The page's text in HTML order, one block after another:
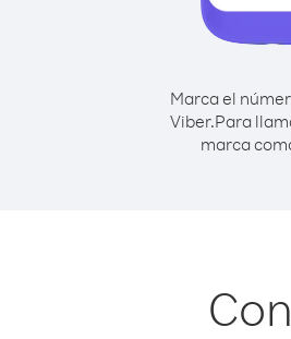
Marca el
Viber.Para
marca